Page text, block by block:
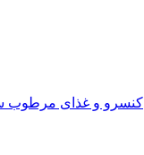
کنسرو و غذای